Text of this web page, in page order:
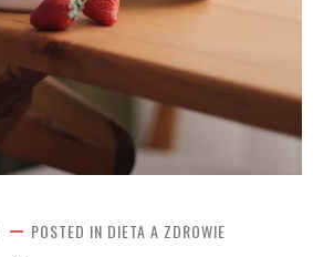
POSTED IN DIETA A ZDROWIE